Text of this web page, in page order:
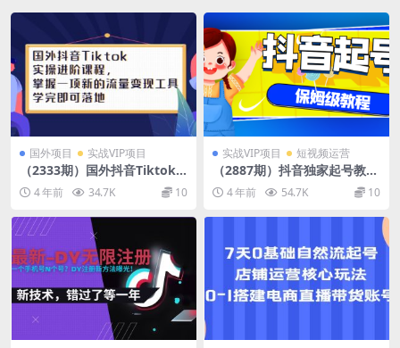
国外项目 实战VIP项目
（2333期）国外抖音Tiktok
实操进阶课程，掌握一项新的
流量变现工具，学完即可落地
4 年前 34.7K 10
实战VIP项目 短视频运营
（2887期）抖音独家起号教
程，从养号到制作爆款视频
【保姆级教程】
4 年前 54.7K 10